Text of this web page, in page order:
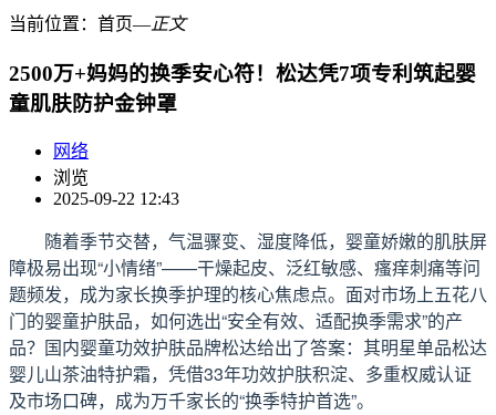
当前位置： 首页―正文
2500万+妈妈的换季安心符！松达凭7项专利筑起婴
童肌肤防护金钟罩
网络
浏览
2025-09-22 12:43
随着季节交替，气温骤变、湿度降低，婴童娇嫩的肌肤屏
障极易出现“小情绪”——干燥起皮、泛红敏感、瘙痒刺痛等问
题频发，成为家长换季护理的核心焦虑点。面对市场上五花八
门的婴童护肤品，如何选出“安全有效、适配换季需求”的产
品？国内婴童功效护肤品牌松达给出了答案：其明星单品松达
婴儿山茶油特护霜，凭借33年功效护肤积淀、多重权威认证
及市场口碑，成为万千家长的“换季特护首选”。